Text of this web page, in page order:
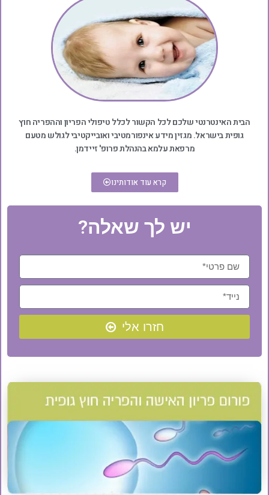
הבית האינטרנטי שלכם לכל הקשור לכלל טיפולי הפריון וההפריה חוץ
גופית בישראל. מגזין מידע אינפורמטיבי ואובייקטיבי לגולש מטעם
מרפאת עלמא בהנהלת פרופ' זיידמן.
קרא עוד אודותינו
יש לך שאלה?
חזרו אלי